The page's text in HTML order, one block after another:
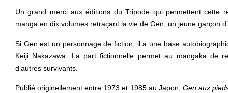
Un grand merci aux éditions du Tripode qui permettent cette
manga en dix volumes retraçant la vie de Gen, un jeune garçon
Si Gen est un personnage de fiction, il a une base
Keiji Nakazawa. La part fictionnelle permet au mangaka de
d’autres survivants.
Publié originellement entre 1973 et 1985 au Japon, Gen aux